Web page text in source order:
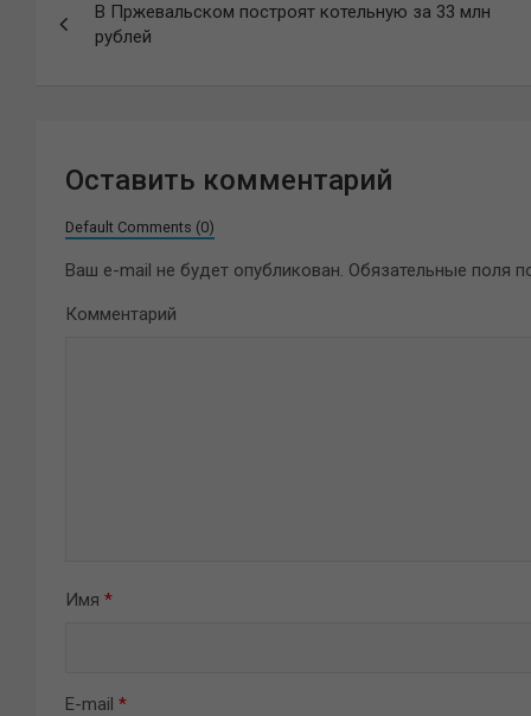
по
В Пржевальском построят котельную за 33 млн
рублей
Оставить комментарий
Default Comments (0)
Ваш e-mail не будет опубликован. Обязательные поля
Комментарий
Имя *
E-mail *